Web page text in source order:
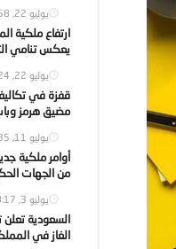
يوليو 22, 2026
ارتفاع ملكية
يعكس تنامي
يوليو 22, 2026
قفزة في
مضيق هرمز
يوليو 11, 2026
أوامر ملكية
من الجهات
يوليو 3, 2026
السعودية تعلن
الغاز في